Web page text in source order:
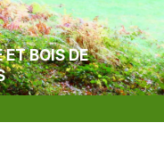
ET BOIS DE